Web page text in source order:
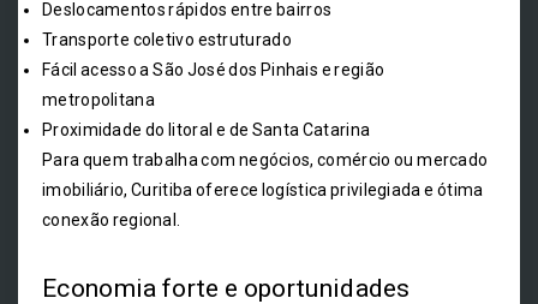
Deslocamentos rápidos entre bairros
Transporte coletivo estruturado
Fácil acesso a São José dos Pinhais e região
metropolitana
Proximidade do litoral e de Santa Catarina
Para quem trabalha com negócios, comércio ou mercado
imobiliário, Curitiba oferece logística privilegiada e ótima
conexão regional.
Economia forte e oportunidades